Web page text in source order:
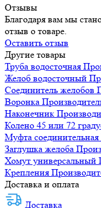
Отзывы
Благодаря вам мы
отзыв о товаре.
Оставить отзыв
Другие товары
Труба водосточная
Желоб водосточный
Соединитель желобов
Воронка
Наконечник
Колено 45 или 72
Муфта соединительная
Заглушка желоба
Хомут универсальный
Крепления
Доставка и оплата
Доставка